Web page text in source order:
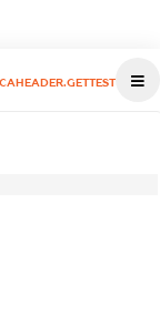
CAHEADER.GETTEST